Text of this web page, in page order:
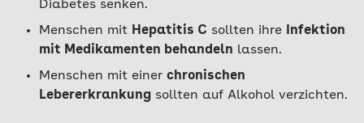
Diabetes senken.
Menschen mit Hepatitis C sollten ihre
Infektion
mit Medikamenten behandeln lassen.
Menschen mit einer chronischen
Lebererkrankung sollten auf Alkohol verzichten.